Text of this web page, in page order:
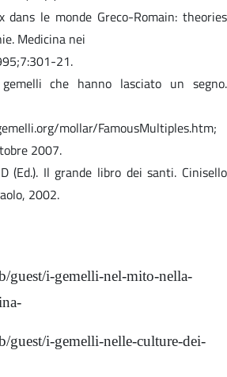
dans le monde Greco-Romain: theories
Medicina nei
21.
che hanno lasciato un segno.
mollar/FamousMultiples.htm;
2007.
(Ed.). Il grande libro dei santi. Cinisello
2002.
guest/i-gemelli-nel-mito-nella-
guest/i-gemelli-nelle-culture-dei-